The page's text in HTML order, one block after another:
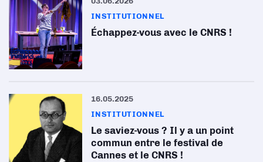
INSTITUTIONNEL
Échappez-vous avec le CNRS !
16.05.2025
INSTITUTIONNEL
Le saviez-vous ? Il y a un point
commun entre le festival de
Cannes et le CNRS !